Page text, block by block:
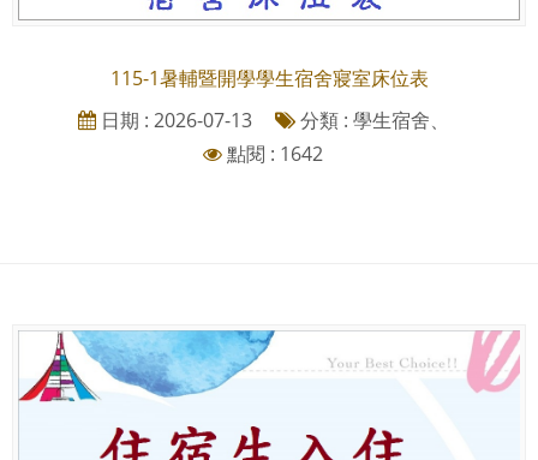
115-1暑輔暨開學學生宿舍寢室床位表
日期 : 2026-07-13
分類 : 學生宿舍、
點閱 : 1642